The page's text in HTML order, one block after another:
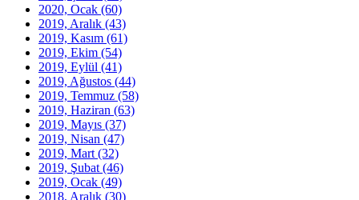
2020, Ocak (60)
2019, Aralık (43)
2019, Kasım (61)
2019, Ekim (54)
2019, Eylül (41)
2019, Ağustos (44)
2019, Temmuz (58)
2019, Haziran (63)
2019, Mayıs (37)
2019, Nisan (47)
2019, Mart (32)
2019, Şubat (46)
2019, Ocak (49)
2018, Aralık (30)